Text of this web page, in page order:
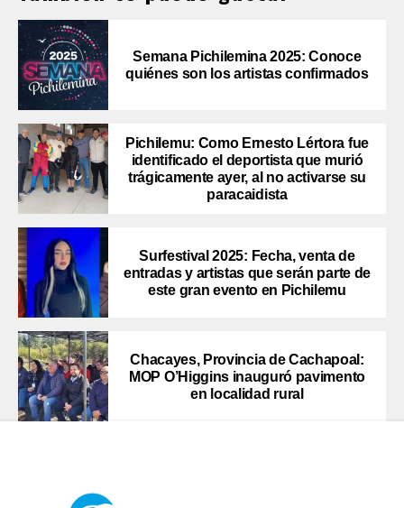
Semana Pichilemina 2025: Conoce
quiénes son los artistas confirmados
Pichilemu: Como Ernesto Lértora fue
identificado el deportista que murió
trágicamente ayer, al no activarse su
paracaidista
Surfestival 2025: Fecha, venta de
entradas y artistas que serán parte de
este gran evento en Pichilemu
Chacayes, Provincia de Cachapoal:
MOP O’Higgins inauguró pavimento
en localidad rural